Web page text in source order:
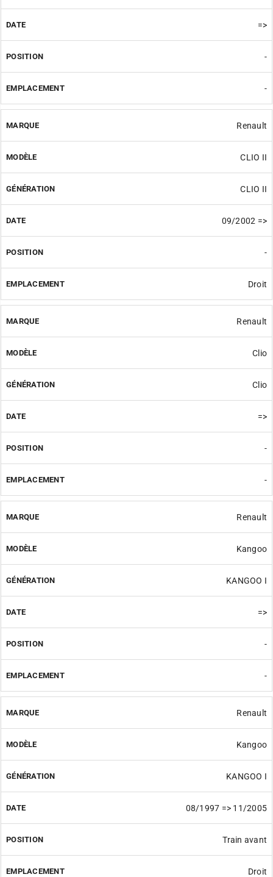
=>
-
-
Renault
CLIO II
CLIO II
09/2002 =>
-
Droit
Renault
Clio
Clio
=>
-
-
Renault
Kangoo
KANGOO I
=>
-
-
Renault
Kangoo
KANGOO I
08/1997 => 11/2005
Train avant
Droit